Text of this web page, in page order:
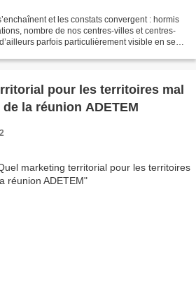
et les constats convergent : hormis
nombre de nos centres-villes et centres-
parfois particulièrement visible en se
pour les territoires mal
la réunion ADETEM